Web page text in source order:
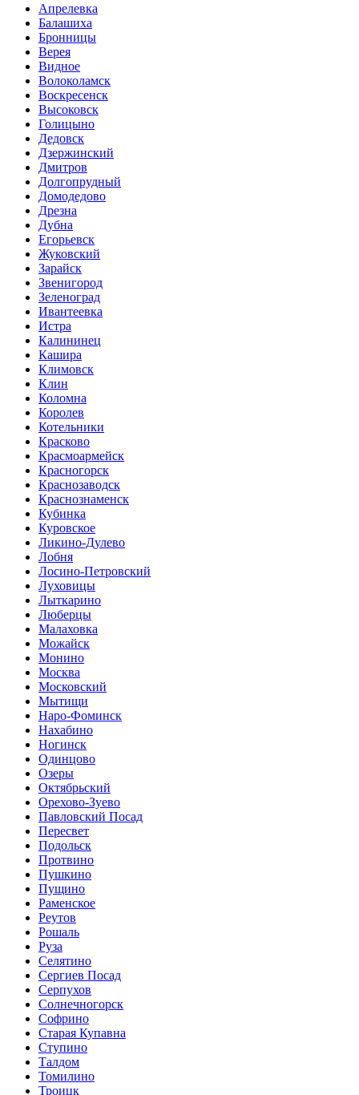
Апрелевка
Балашиха
Бронницы
Верея
Видное
Волоколамск
Воскресенск
Высоковск
Голицыно
Дедовск
Дзержинский
Дмитров
Долгопрудный
Домодедово
Дрезна
Дубна
Егорьевск
Жуковский
Зарайск
Звенигород
Зеленоград
Ивантеевка
Истра
Калининец
Кашира
Климовск
Клин
Коломна
Королев
Котельники
Красково
Красмоармейск
Красногорск
Краснозаводск
Краснознаменск
Кубинка
Куровское
Ликино-Дулево
Лобня
Лосино-Петровский
Луховицы
Лыткарино
Люберцы
Малаховка
Можайск
Монино
Москва
Московский
Мытищи
Наро-Фоминск
Нахабино
Ногинск
Одинцово
Озеры
Октябрьский
Орехово-Зуево
Павловский Посад
Пересвет
Подольск
Протвино
Пушкино
Пущино
Раменское
Реутов
Рошаль
Руза
Селятино
Сергиев Посад
Серпухов
Солнечногорск
Софрино
Старая Купавна
Ступино
Талдом
Томилино
Троицк